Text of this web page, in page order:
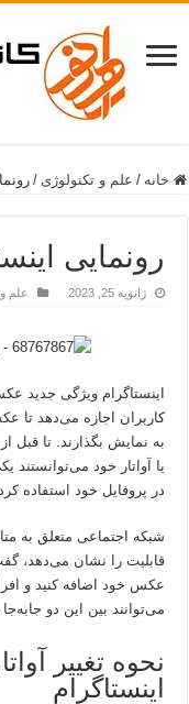
خانه / علم و تکنولوژی /
رونمایی
ژانویه 25, 2023 علم
اینستاگرام ویژگی جدید
کاربران اجازه می‌دهد تا
به نمایش بگذارند. تا قبل
یا آواتار خود می‌توانستند
در پروفایل خود استفاده کرد.
شبکه اجتماعی متعلق به
قابلیت را نشان می‌دهد،
عکس خود اضافه کنید و
می‌توانند بین این دو
نحوه تغییر
اینستاگرام